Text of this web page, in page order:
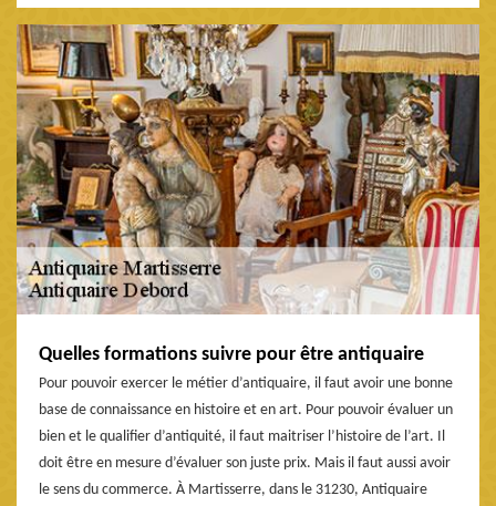
Quelles formations suivre pour être antiquaire
Pour pouvoir exercer le métier d’antiquaire, il faut avoir une bonne
base de connaissance en histoire et en art. Pour pouvoir évaluer un
bien et le qualifier d’antiquité, il faut maitriser l’histoire de l’art. Il
doit être en mesure d’évaluer son juste prix. Mais il faut aussi avoir
le sens du commerce. À Martisserre, dans le 31230, Antiquaire